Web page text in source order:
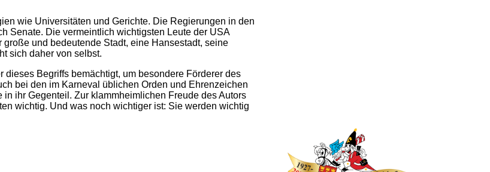
wie Universitäten und Gerichte. Die Regierungen in den
Senate. Die vermeintlich wichtigsten Leute der USA
und bedeutende Stadt, eine Hansestadt, seine
sich daher von selbst.
Begriffs bemächtigt, um besondere Förderer des
bei den im Karneval üblichen Orden und Ehrenzeichen
ihr Gegenteil. Zur klammheimlichen Freude des Autors
wichtig. Und was noch wichtiger ist: Sie werden wichtig